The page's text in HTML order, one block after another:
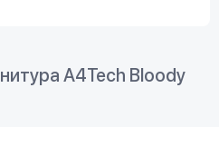
A4Tech Bloody